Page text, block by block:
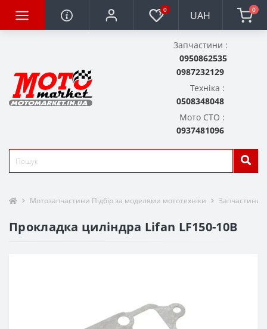
0 UAH 0
Запчастини :
0950862535
0987232129
Техніка :
0508348048
Мото СТО :
0937481096
Мотозапчастини Підбір за моделями мототехніки Запчастини
Прокладка циліндра Lifan LF150-10B